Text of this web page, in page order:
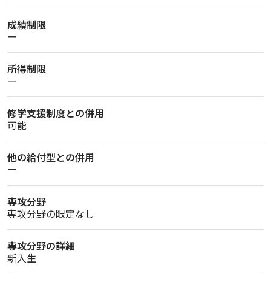
成績制限
ー
所得制限
ー
修学支援制度との併用
可能
他の給付型との併用
ー
専攻分野
専攻分野の限定なし
専攻分野の詳細
新入生